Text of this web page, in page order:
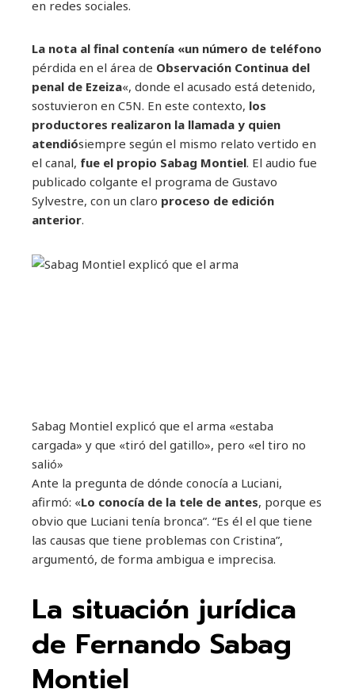
en redes sociales.
La nota al final contenía «un número de teléfono
pérdida en el área de Observación Continua del
penal de Ezeiza«, donde el acusado está detenido,
sostuvieron en C5N. En este contexto, los
productores realizaron la llamada y quien
atendiósiempre según el mismo relato vertido en
el canal, fue el propio Sabag Montiel. El audio fue
publicado colgante el programa de Gustavo
Sylvestre, con un claro proceso de edición
anterior.
Sabag Montiel explicó que el arma «estaba
cargada» y que «tiró del gatillo», pero «el tiro no
salió»
Ante la pregunta de dónde conocía a Luciani,
afirmó: «Lo conocía de la tele de antes, porque es
obvio que Luciani tenía bronca”. “Es él el que tiene
las causas que tiene problemas con Cristina”,
argumentó, de forma ambigua e imprecisa.
La situación jurídica
de Fernando Sabag
Montiel